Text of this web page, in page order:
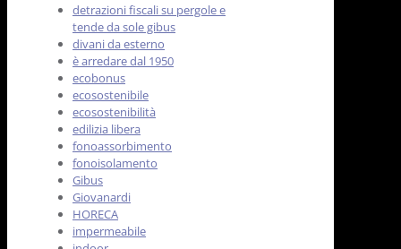
detrazioni fiscali su pergole e
tende da sole gibus
divani da esterno
è arredare dal 1950
ecobonus
ecosostenibile
ecosostenibilità
edilizia libera
fonoassorbimento
fonoisolamento
Gibus
Giovanardi
HORECA
impermeabile